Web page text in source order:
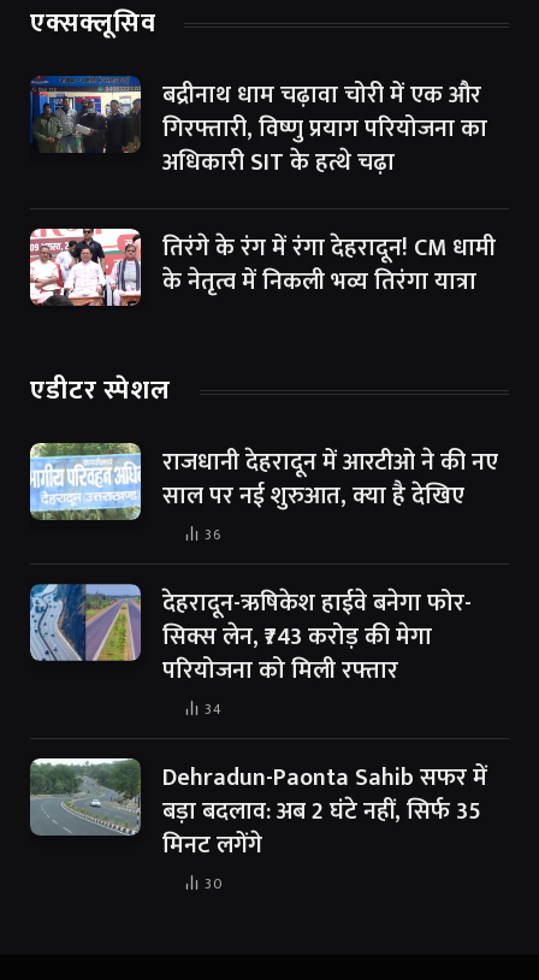
एक्सक्लूसिव
बद्रीनाथ धाम चढ़ावा चोरी में एक और
गिरफ्तारी, विष्णु प्रयाग परियोजना का
अधिकारी SIT के हत्थे चढ़ा
तिरंगे के रंग में रंगा देहरादून! CM धामी
के नेतृत्व में निकली भव्य तिरंगा यात्रा
एडीटर स्पेशल
राजधानी देहरादून में आरटीओ ने की नए
साल पर नई शुरुआत, क्या है देखिए
36
देहरादून-ऋषिकेश हाईवे बनेगा फोर-
सिक्स लेन, ₹743 करोड़ की मेगा
परियोजना को मिली रफ्तार
34
Dehradun-Paonta Sahib सफर में
बड़ा बदलाव: अब 2 घंटे नहीं, सिर्फ 35
मिनट लगेंगे
30